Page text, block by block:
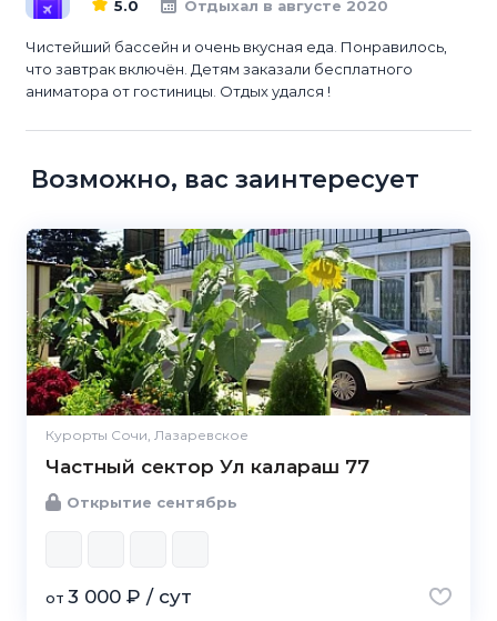
5.0 Отдыхал в августе 2020
Чистейший бассейн и очень вкусная еда. Понравилось,
что завтрак включён. Детям заказали бесплатного
аниматора от гостиницы. Отдых удался !
Возможно, вас заинтересует
Курорты Сочи, Лазаревское
Частный сектор Ул калараш 77
Открытие сентябрь
от 3 000 ₽ / сут